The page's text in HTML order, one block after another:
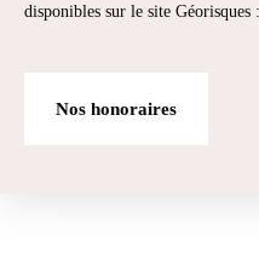
disponibles sur le site Géorisques
Nos honoraires